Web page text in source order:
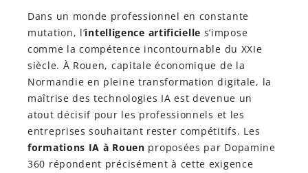
Dans un monde professionnel en constante
mutation, l’intelligence artificielle s’impose
comme la compétence incontournable du XXIe
siècle. À Rouen, capitale économique de la
Normandie en pleine transformation digitale, la
maîtrise des technologies IA est devenue un
atout décisif pour les professionnels et les
entreprises souhaitant rester compétitifs. Les
formations IA à Rouen proposées par Dopamine
360 répondent précisément à cette exigence